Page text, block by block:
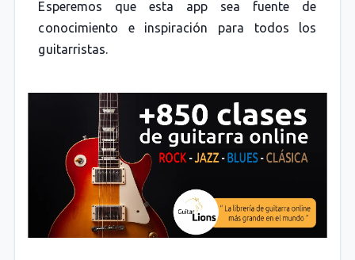
Esperemos que esta app sea fuente de
conocimiento e inspiración para todos los
guitarristas.